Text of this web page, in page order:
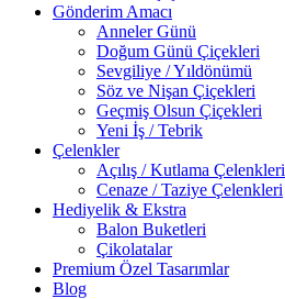
Gönderim Amacı
Anneler Günü
Doğum Günü Çiçekleri
Sevgiliye / Yıldönümü
Söz ve Nişan Çiçekleri
Geçmiş Olsun Çiçekleri
Yeni İş / Tebrik
Çelenkler
Açılış / Kutlama Çelenkleri
Cenaze / Taziye Çelenkleri
Hediyelik & Ekstra
Balon Buketleri
Çikolatalar
Premium Özel Tasarımlar
Blog